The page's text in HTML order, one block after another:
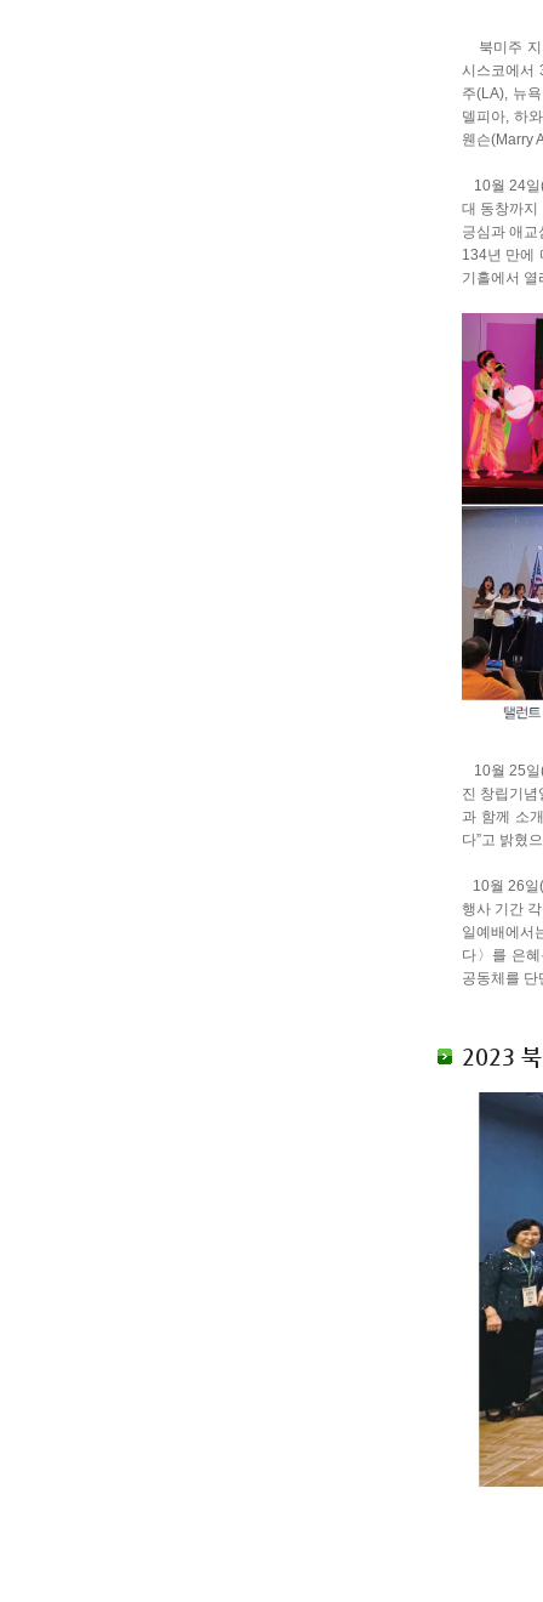
북미주 지
시스코에서
주(LA), 뉴
델피아, 하
웬슨(Marry
10월 24일
대 동창까지
긍심과 애
134년 만에
기홀에서
10월 25일
진 창립기념
과 함께 소
다”고 밝혔
10월 26일
행사 기간
일예배에서
다〉를 은혜
공동체를
2023 북